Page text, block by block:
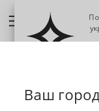
49881А Серьги из
Ваш